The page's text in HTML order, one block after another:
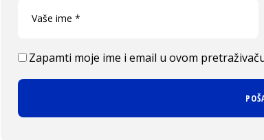
Zapamti moje ime i email u ovom